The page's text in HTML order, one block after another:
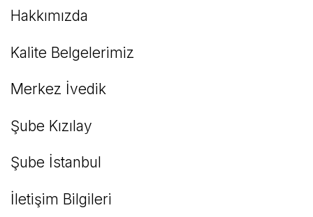
Hakkımızda
Kalite Belgelerimiz
Merkez İvedik
Şube Kızılay
Şube İstanbul
İletişim Bilgileri